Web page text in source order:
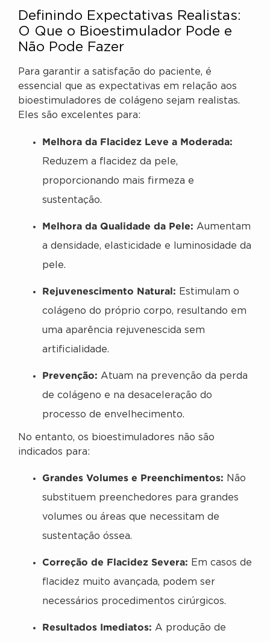
Definindo Expectativas Realistas:
O Que o Bioestimulador Pode e
Não Pode Fazer
Para garantir a satisfação do paciente, é
essencial que as expectativas em relação aos
bioestimuladores de colágeno sejam realistas.
Eles são excelentes para:
Melhora da Flacidez Leve a Moderada:
Reduzem a flacidez da pele,
proporcionando mais firmeza e
sustentação.
Melhora da Qualidade da Pele: Aumentam
a densidade, elasticidade e luminosidade da
pele.
Rejuvenescimento Natural: Estimulam o
colágeno do próprio corpo, resultando em
uma aparência rejuvenescida sem
artificialidade.
Prevenção: Atuam na prevenção da perda
de colágeno e na desaceleração do
processo de envelhecimento.
No entanto, os bioestimuladores não são
indicados para:
Grandes Volumes e Preenchimentos: Não
substituem preenchedores para grandes
volumes ou áreas que necessitam de
sustentação óssea.
Correção de Flacidez Severa: Em casos de
flacidez muito avançada, podem ser
necessários procedimentos cirúrgicos.
Resultados Imediatos: A produção de